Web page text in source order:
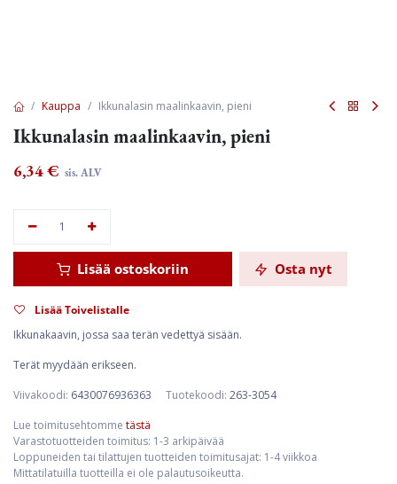
Kauppa Ikkunalasin maalinkaavin, pieni
Ikkunalasin maalinkaavin, pieni
6,34€ sis. ALV
Lisää ostoskoriin Osta nyt
Lisää Toivelistalle
Ikkunakaavin, jossa saa terän vedettyä sisään.
Terät myydään erikseen.
Viivakoodi: 6430076936363 Tuotekoodi: 263-3054
Lue toimitusehtomme tästä
Varastotuotteiden toimitus: 1-3 arkipäivää
Loppuneiden tai tilattujen tuotteiden toimitusajat: 1-4 viikkoa
Mittatilatuilla tuotteilla ei ole palautusoikeutta.